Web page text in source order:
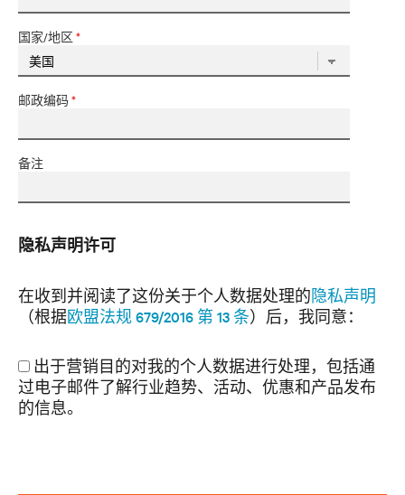
国家/地区 *
邮政编码*
备注
隐私声明许可
在收到并阅读了这份关于个人数据处理的隐私声明
（根据欧盟法规 679/2016 第 13 条）后，我同意：
出于营销目的对我的个人数据进行处理，包括通
过电子邮件了解行业趋势、活动、优惠和产品发布
的信息。